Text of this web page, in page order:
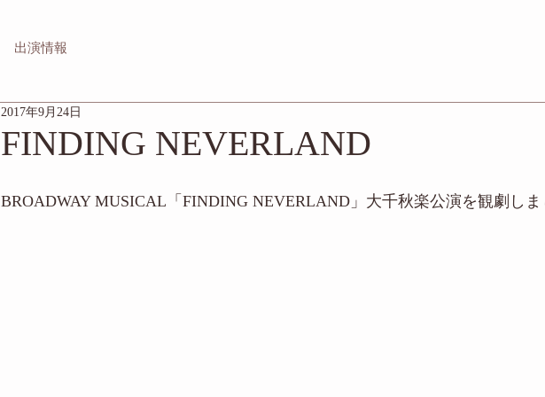
出演情報
FINDING NEVERLAND
2017年9月24日
BROADWAY MUSICAL「FINDING NEVERLAND」大千秋楽公演を観劇し